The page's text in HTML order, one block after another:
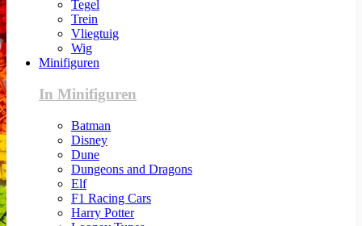
Tegel
Trein
Vliegtuig
Wig
Minifiguren
In Minifiguren
Batman
Disney
Dune
Dungeons and Dragons
Elf
F1 Racing Cars
Harry Potter